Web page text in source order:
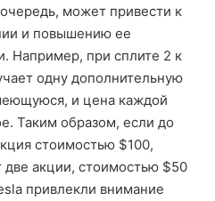
может привести к
и повышению ее
Например, при сплите 2 к
одну дополнительную
и цена каждой
Таким образом, если до
стоимостью $100,
две акции, стоимостью $50
привлекли внимание